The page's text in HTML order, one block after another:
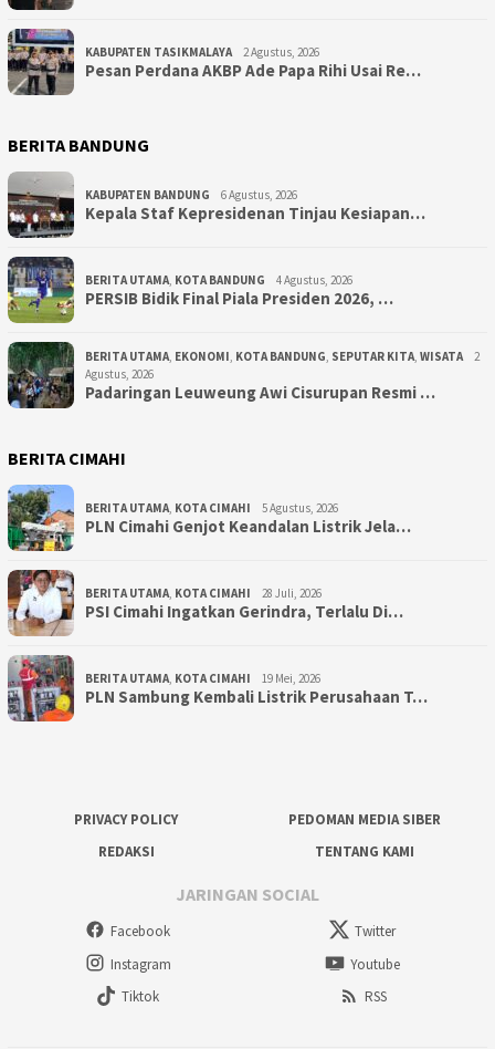
KABUPATEN TASIKMALAYA 2 Agustus, 2026
Pesan Perdana AKBP Ade Papa Rihi Usai Re…
BERITA BANDUNG
KABUPATEN BANDUNG 6 Agustus, 2026
Kepala Staf Kepresidenan Tinjau Kesiapan…
BERITA UTAMA KOTA BANDUNG 4 Agustus, 2026
PERSIB Bidik Final Piala Presiden 2026, …
BERITA UTAMA EKONOMI KOTA BANDUNG SEPUTAR KITA WISATA
2
Agustus, 2026
Padaringan Leuweung Awi Cisurupan Resmi …
BERITA CIMAHI
BERITA UTAMA KOTA CIMAHI 5 Agustus, 2026
PLN Cimahi Genjot Keandalan Listrik Jela…
BERITA UTAMA KOTA CIMAHI 28 Juli, 2026
PSI Cimahi Ingatkan Gerindra, Terlalu Di…
BERITA UTAMA KOTA CIMAHI 19 Mei, 2026
PLN Sambung Kembali Listrik Perusahaan T…
PRIVACY POLICY
PEDOMAN MEDIA SIBER
REDAKSI
TENTANG KAMI
JARINGAN SOCIAL
Facebook
Twitter
Instagram
Youtube
Tiktok
RSS